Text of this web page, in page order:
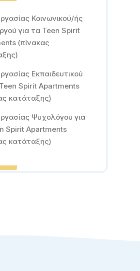
Κοινωνικού/ής
για τα Teen Spirit
(πίνακας
Εκπαιδευτικού
Spirit Apartments
κατάταξης)
Ψυχολόγου για
Spirit Apartments
κατάταξης)